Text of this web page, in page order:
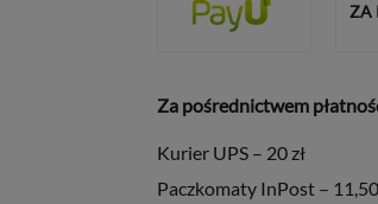
ZA
Za pośrednictwem
Kurier UPS – 20 zł
Paczkomaty InPost – 11,50